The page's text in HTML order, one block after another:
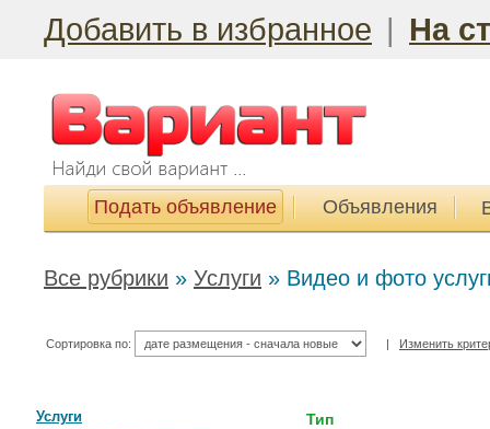
Добавить в избранное | На
Подать объявление Объявления
Все рубрики » Услуги » Видео и фото
Сортировка по: | Изменить
Услуги Тип